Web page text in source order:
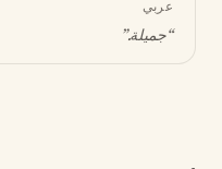
عربي
“جميلة.”